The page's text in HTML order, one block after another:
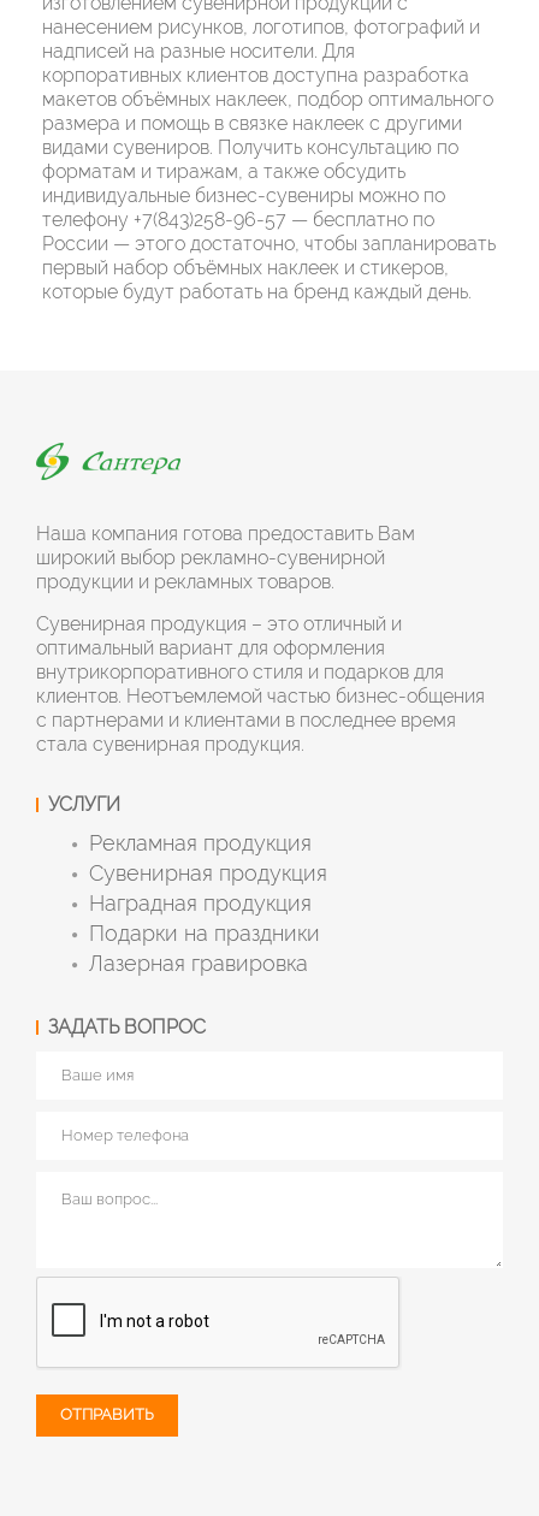
нанесением рисунков, логотипов, фотографий и
надписей на разные носители. Для
корпоративных клиентов доступна разработка
макетов объёмных наклеек, подбор оптимального
размера и помощь в связке наклеек с другими
видами сувениров. Получить консультацию по
форматам и тиражам, а также обсудить
индивидуальные бизнес-сувениры можно по
телефону +7(843)258-96-57 — бесплатно по
России — этого достаточно, чтобы запланировать
первый набор объёмных наклеек и стикеров,
которые будут работать на бренд каждый день.
Наша компания готова предоставить Вам
широкий выбор рекламно-сувенирной
продукции и рекламных товаров.
Сувенирная продукция – это отличный и
оптимальный вариант для оформления
внутрикорпоративного стиля и подарков для
клиентов. Неотъемлемой частью бизнес-общения
с партнерами и клиентами в последнее время
стала сувенирная продукция.
УСЛУГИ
Рекламная продукция
Сувенирная продукция
Наградная продукция
Подарки на праздники
Лазерная гравировка
ЗАДАТЬ ВОПРОС
ОТПРАВИТЬ